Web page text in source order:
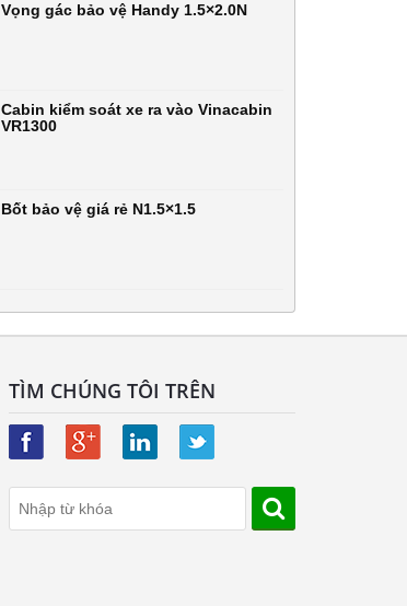
Vọng gác bảo vệ Handy 1.5×2.0N
Cabin kiểm soát xe ra vào Vinacabin
VR1300
Bốt bảo vệ giá rẻ N1.5×1.5
TÌM CHÚNG TÔI TRÊN